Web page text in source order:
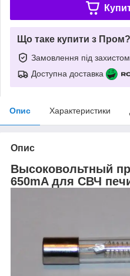
Що таке купити з Пром?
Замовлення під захистом
Доступна доставка
Опис Характеристики
Опис
Высоковольтный
650mA для СВЧ